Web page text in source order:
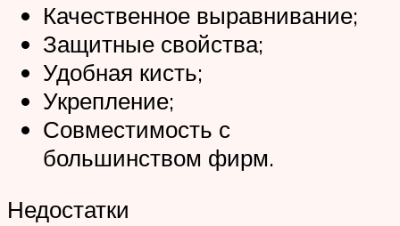
Качественное выравнивание;
Защитные свойства;
Удобная кисть;
Укрепление;
Совместимость с
большинством фирм.
Недостатки